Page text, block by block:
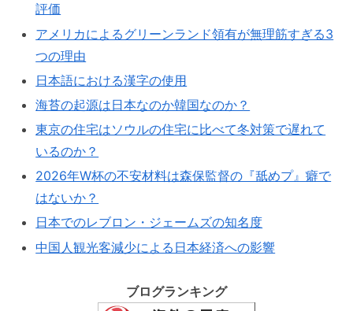
評価
アメリカによるグリーンランド領有が無理筋すぎる3
つの理由
日本語における漢字の使用
海苔の起源は日本なのか韓国なのか？
東京の住宅はソウルの住宅に比べて冬対策で遅れて
いるのか？
2026年W杯の不安材料は森保監督の『舐めプ』癖で
はないか？
日本でのレブロン・ジェームズの知名度
中国人観光客減少による日本経済への影響
ブログランキング